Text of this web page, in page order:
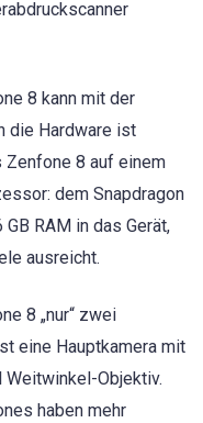
8 kann mit der
die Hardware ist
8 auf einem
dem Snapdragon
RAM in das Gerät,
ausreicht.
8 „nur“ zwei
eine Hauptkamera mit
Objektiv.
haben mehr